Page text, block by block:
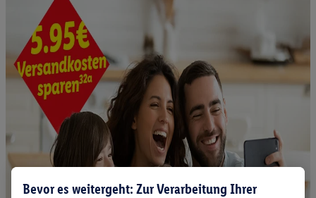
Bevor es weitergeht: Zur Verarbeitung Ihrer